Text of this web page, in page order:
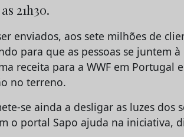
21h30.
enviados, aos sete milhões de
para que as pessoas se juntem
receita para a WWF em Portugal
no terreno.
se ainda a desligar as luzes dos
o portal Sapo ajuda na iniciativa,